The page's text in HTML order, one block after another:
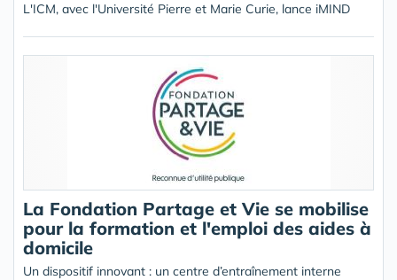
L'ICM, avec l'Université Pierre et Marie Curie, lance iMIND
La Fondation Partage et Vie se mobilise
pour la formation et l'emploi des aides à
domicile
Un dispositif innovant : un centre d’entraînement interne